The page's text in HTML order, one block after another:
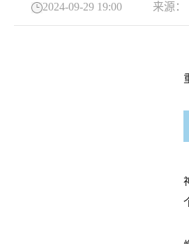
2024-09-29 19:00 来源：